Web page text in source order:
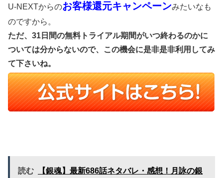
U-NEXTからのお客様還元キャンペーンみたいなも
のですから。
ただ、31日間の無料トライアル期間がいつ終わるのかに
ついては分からないので、この機会に是非是非利用してみ
て下さいね。
読む
【銀魂】最新686話ネタバレ・感想！月詠の銀